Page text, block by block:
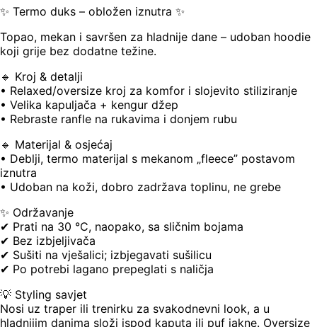
✨ Termo duks – obložen iznutra ✨
Topao, mekan i savršen za hladnije dane – udoban hoodie
koji grije bez dodatne težine.
🔹 Kroj & detalji
• Relaxed/oversize kroj za komfor i slojevito stiliziranje
• Velika kapuljača + kengur džep
• Rebraste ranfle na rukavima i donjem rubu
🔹 Materijal & osjećaj
• Deblji, termo materijal s mekanom „fleece” postavom
iznutra
• Udoban na koži, dobro zadržava toplinu, ne grebe
✨ Održavanje
✔ Prati na 30 °C, naopako, sa sličnim bojama
✔ Bez izbjeljivača
✔ Sušiti na vješalici; izbjegavati sušilicu
✔ Po potrebi lagano prepeglati s naličja
💡 Styling savjet
Nosi uz traper ili trenirku za svakodnevni look, a u
hladnijim danima složi ispod kaputa ili puf jakne. Oversize